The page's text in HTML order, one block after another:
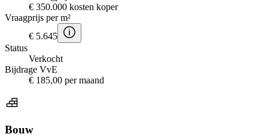
€ 350.000 kosten koper
Vraagprijs per m²
€ 5.645
Status
Verkocht
Bijdrage VvE
€ 185,00 per maand
Bouw